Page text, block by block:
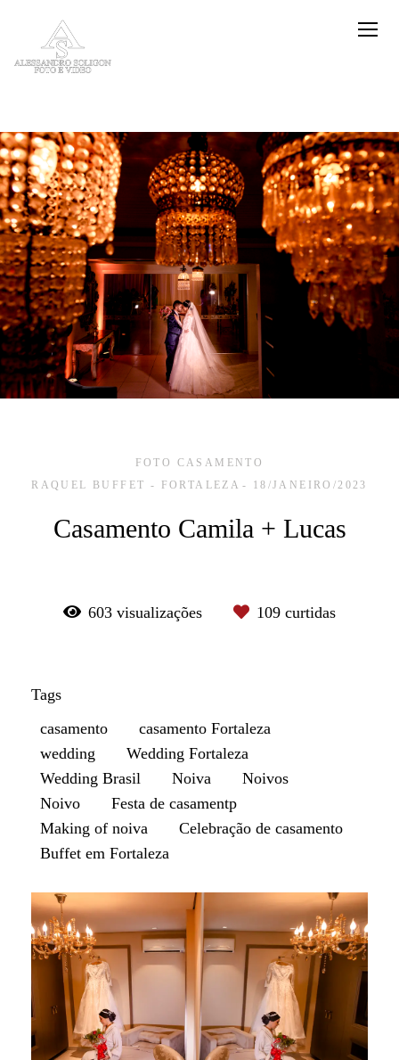
FOTO CASAMENTO
RAQUEL BUFFET - FORTALEZA
18/JANEIRO/2023
Casamento Camila + Lucas
603 visualizações 109 curtidas
Tags
casamento
casamento Fortaleza
wedding
Wedding Fortaleza
Wedding Brasil
Noiva
Noivos
Noivo
Festa de casamentp
Making of noiva
Celebração de casamento
Buffet em Fortaleza